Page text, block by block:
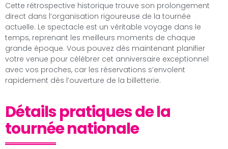
Cette rétrospective historique trouve son prolongement
direct dans l’organisation rigoureuse de la tournée
actuelle. Le spectacle est un véritable voyage dans le
temps, reprenant les meilleurs moments de chaque
grande époque. Vous pouvez dès maintenant planifier
votre venue pour célébrer cet anniversaire exceptionnel
avec vos proches, car les réservations s’envolent
rapidement dès l’ouverture de la billetterie.
Détails pratiques de la
tournée nationale